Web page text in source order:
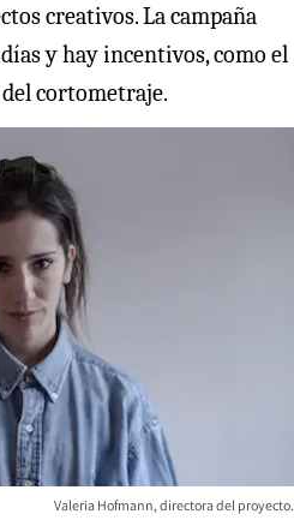
creativos. La campaña
y hay incentivos, como el
cortometraje.
Valeria Hofmann, directora del proyecto.